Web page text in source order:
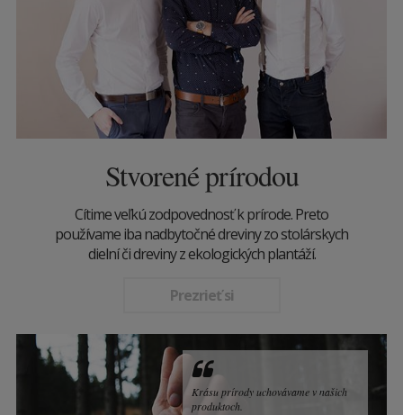
Stvorené prírodou
Cítime veľkú zodpovednosť k prírode. Preto
používame iba nadbytočné dreviny zo stolárskych
dielní či dreviny z ekologických plantáží.
Prezrieť si
Krásu prírody uchovávame v našich
produktoch.